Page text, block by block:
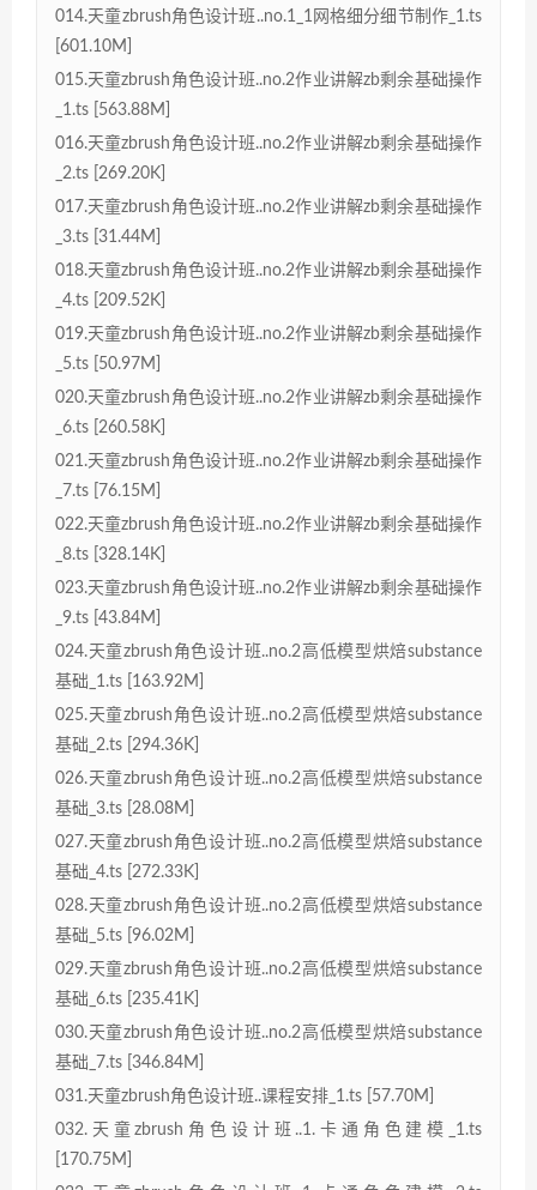
014.天童zbrush角色设计班..no.1_1网格细分细节制作_1.ts
[601.10M]
015.天童zbrush角色设计班..no.2作业讲解zb剩余基础操作
_1.ts [563.88M]
016.天童zbrush角色设计班..no.2作业讲解zb剩余基础操作
_2.ts [269.20K]
017.天童zbrush角色设计班..no.2作业讲解zb剩余基础操作
_3.ts [31.44M]
018.天童zbrush角色设计班..no.2作业讲解zb剩余基础操作
_4.ts [209.52K]
019.天童zbrush角色设计班..no.2作业讲解zb剩余基础操作
_5.ts [50.97M]
020.天童zbrush角色设计班..no.2作业讲解zb剩余基础操作
_6.ts [260.58K]
021.天童zbrush角色设计班..no.2作业讲解zb剩余基础操作
_7.ts [76.15M]
022.天童zbrush角色设计班..no.2作业讲解zb剩余基础操作
_8.ts [328.14K]
023.天童zbrush角色设计班..no.2作业讲解zb剩余基础操作
_9.ts [43.84M]
024.天童zbrush角色设计班..no.2高低模型烘焙substance
基础_1.ts [163.92M]
025.天童zbrush角色设计班..no.2高低模型烘焙substance
基础_2.ts [294.36K]
026.天童zbrush角色设计班..no.2高低模型烘焙substance
基础_3.ts [28.08M]
027.天童zbrush角色设计班..no.2高低模型烘焙substance
基础_4.ts [272.33K]
028.天童zbrush角色设计班..no.2高低模型烘焙substance
基础_5.ts [96.02M]
029.天童zbrush角色设计班..no.2高低模型烘焙substance
基础_6.ts [235.41K]
030.天童zbrush角色设计班..no.2高低模型烘焙substance
基础_7.ts [346.84M]
031.天童zbrush角色设计班..课程安排_1.ts [57.70M]
032.天童zbrush角色设计班..1.卡通角色建模_1.ts
[170.75M]